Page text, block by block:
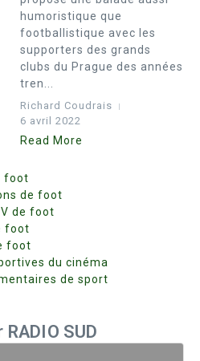
humoristique que
footballistique avec les
supporters des grands
clubs du Prague des années
tren...
Richard Coudrais
6 avril 2022
Read More
foot
de foot
de foot
foot
foot
du cinéma
de sport
SUD